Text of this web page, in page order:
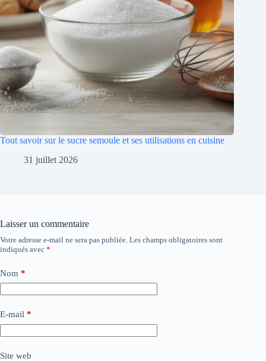
Tout savoir sur le sucre semoule et ses utilisations en cuisine
31 juillet 2026
Laisser un commentaire
Votre adresse e-mail ne sera pas publiée. Les champs obligatoires sont
indiqués avec *
Nom *
E-mail *
Site web